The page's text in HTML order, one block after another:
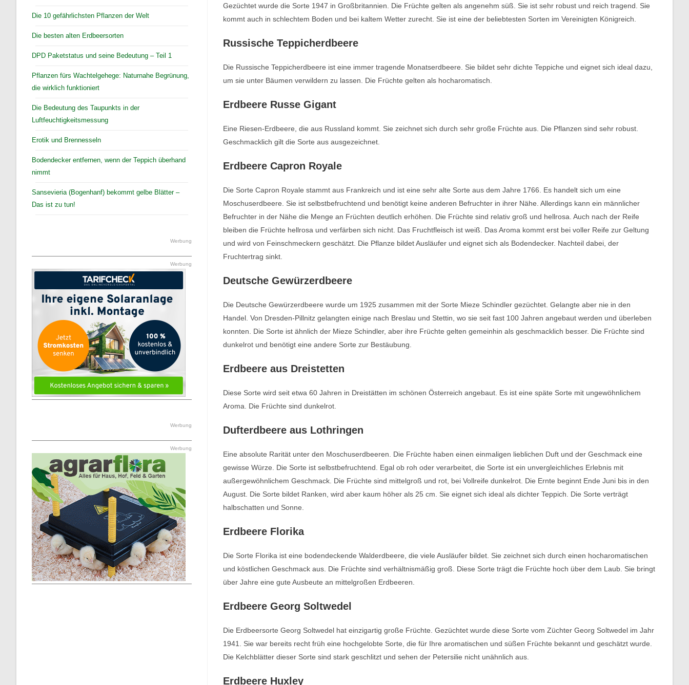
Gezüchtet wurde die Sorte 1947 in Großbritannien. Die Früchte gelten als angenehm süß. Sie ist sehr robust und reich tragend. Sie
kommt auch in schlechtem Boden und bei kaltem Wetter zurecht. Sie ist eine der beliebtesten Sorten im Vereinigten Königreich.
Russische Teppicherdbeere
Die Russische Teppicherdbeere ist eine immer tragende Monatserdbeere. Sie bildet sehr dichte Teppiche und eignet sich ideal dazu,
um sie unter Bäumen verwildern zu lassen. Die Früchte gelten als hocharomatisch.
Erdbeere Russe Gigant
Eine Riesen-Erdbeere, die aus Russland kommt. Sie zeichnet sich durch sehr große Früchte aus. Die Pflanzen sind sehr robust.
Geschmacklich gilt die Sorte aus ausgezeichnet.
Erdbeere Capron Royale
Die Sorte Capron Royale stammt aus Frankreich und ist eine sehr alte Sorte aus dem Jahre 1766. Es handelt sich um eine
Moschuserdbeere. Sie ist selbstbefruchtend und benötigt keine anderen Befruchter in ihrer Nähe. Allerdings kann ein männlicher
Befruchter in der Nähe die Menge an Früchten deutlich erhöhen. Die Früchte sind relativ groß und hellrosa. Auch nach der Reife
bleiben die Früchte hellrosa und verfärben sich nicht. Das Fruchtfleisch ist weiß. Das Aroma kommt erst bei voller Reife zur Geltung
und wird von Feinschmeckern geschätzt. Die Pflanze bildet Ausläufer und eignet sich als Bodendecker. Nachteil dabei, der
Fruchtertrag sinkt.
Deutsche Gewürzerdbeere
Die Deutsche Gewürzerdbeere wurde um 1925 zusammen mit der Sorte Mieze Schindler gezüchtet. Gelangte aber nie in den
Handel. Von Dresden-Pillnitz gelangten einige nach Breslau und Stettin, wo sie seit fast 100 Jahren angebaut werden und überleben
konnten. Die Sorte ist ähnlich der Mieze Schindler, aber ihre Früchte gelten gemeinhin als geschmacklich besser. Die Früchte sind
dunkelrot und benötigt eine andere Sorte zur Bestäubung.
Erdbeere aus Dreistetten
Diese Sorte wird seit etwa 60 Jahren in Dreistätten im schönen Österreich angebaut. Es ist eine späte Sorte mit ungewöhnlichem
Aroma. Die Früchte sind dunkelrot.
Dufterdbeere aus Lothringen
Eine absolute Rarität unter den Moschuserdbeeren. Die Früchte haben einen einmaligen lieblichen Duft und der Geschmack eine
gewisse Würze. Die Sorte ist selbstbefruchtend. Egal ob roh oder verarbeitet, die Sorte ist ein unvergleichliches Erlebnis mit
außergewöhnlichem Geschmack. Die Früchte sind mittelgroß und rot, bei Vollreife dunkelrot. Die Ernte beginnt Ende Juni bis in den
August. Die Sorte bildet Ranken, wird aber kaum höher als 25 cm. Sie eignet sich ideal als dichter Teppich. Die Sorte verträgt
halbschatten und Sonne.
Erdbeere Florika
Die Sorte Florika ist eine bodendeckende Walderdbeere, die viele Ausläufer bildet. Sie zeichnet sich durch einen hocharomatischen
und köstlichen Geschmack aus. Die Früchte sind verhältnismäßig groß. Diese Sorte trägt die Früchte hoch über dem Laub. Sie bringt
über Jahre eine gute Ausbeute an mittelgroßen Erdbeeren.
Erdbeere Georg Soltwedel
Die Erdbeersorte Georg Soltwedel hat einzigartig große Früchte. Gezüchtet wurde diese Sorte vom Züchter Georg Soltwedel im Jahr
1941. Sie war bereits recht früh eine hochgelobte Sorte, die für Ihre aromatischen und süßen Früchte bekannt und geschätzt wurde.
Die Kelchblätter dieser Sorte sind stark geschlitzt und sehen der Petersilie nicht unähnlich aus.
Erdbeere Huxley
Die 10 gefährlichsten Pflanzen der Welt
Die besten alten Erdbeersorten
DPD Paketstatus und seine Bedeutung – Teil 1
Pflanzen fürs Wachtelgehege: Naturnahe Begrünung,
die wirklich funktioniert
Die Bedeutung des Taupunkts in der
Luftfeuchtigkeitsmessung
Erotik und Brennesseln
Bodendecker entfernen, wenn der Teppich überhand
nimmt
Sansevieria (Bogenhanf) bekommt gelbe Blätter –
Das ist zu tun!
Werbung
Werbung
Werbung
Werbung